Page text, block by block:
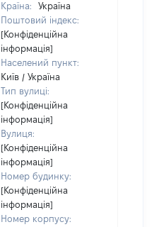
Країна:
Україна
Поштовий індекс:
[Конфіденційна
інформація]
Населений пункт:
Київ / Україна
Тип вулиці:
[Конфіденційна
інформація]
Вулиця:
[Конфіденційна
інформація]
Номер будинку:
[Конфіденційна
інформація]
Номер корпусу: